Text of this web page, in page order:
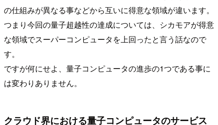
の仕組みが異なる事などから互いに得意な領域が違います。
つまり今回の量子超越性の達成については、シカモアが得意
な領域でスーパーコンピュータを上回ったと言う話なので
す。
ですが何にせよ、量子コンピュータの進歩の1つである事に
は変わりありません。
クラウド界における量子コンピュータのサービス